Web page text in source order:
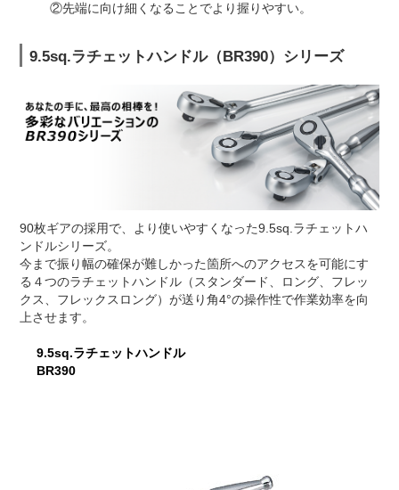
②先端に向け細くなることでより握りやすい。
9.5sq.ラチェットハンドル（BR390）シリーズ
90枚ギアの採用で、より使いやすくなった9.5sq.ラチェットハ
ンドルシリーズ。
今まで振り幅の確保が難しかった箇所へのアクセスを可能にす
る４つのラチェットハンドル（スタンダード、ロング、フレッ
クス、フレックスロング）が送り角4°の操作性で作業効率を向
上させます。
9.5sq.ラチェットハンドル
BR390